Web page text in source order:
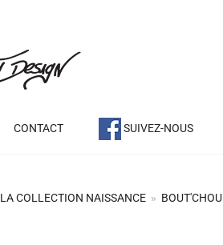
CONTACT SUIVEZ-NOUS
LA COLLECTION NAISSANCE » BOUT'CHOU